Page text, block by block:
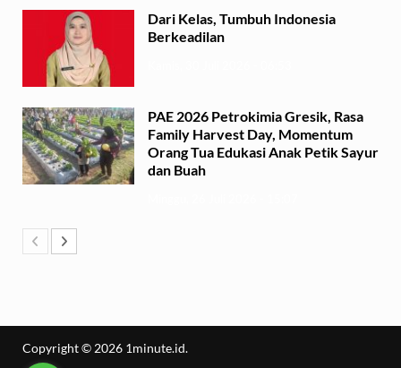
Dari Kelas, Tumbuh Indonesia
Berkeadilan
PAE 2026 Petrokimia Gresik, Rasa
Family Harvest Day, Momentum
Orang Tua Edukasi Anak Petik Sayur
dan Buah
Copyright © 2026 1minute.id.